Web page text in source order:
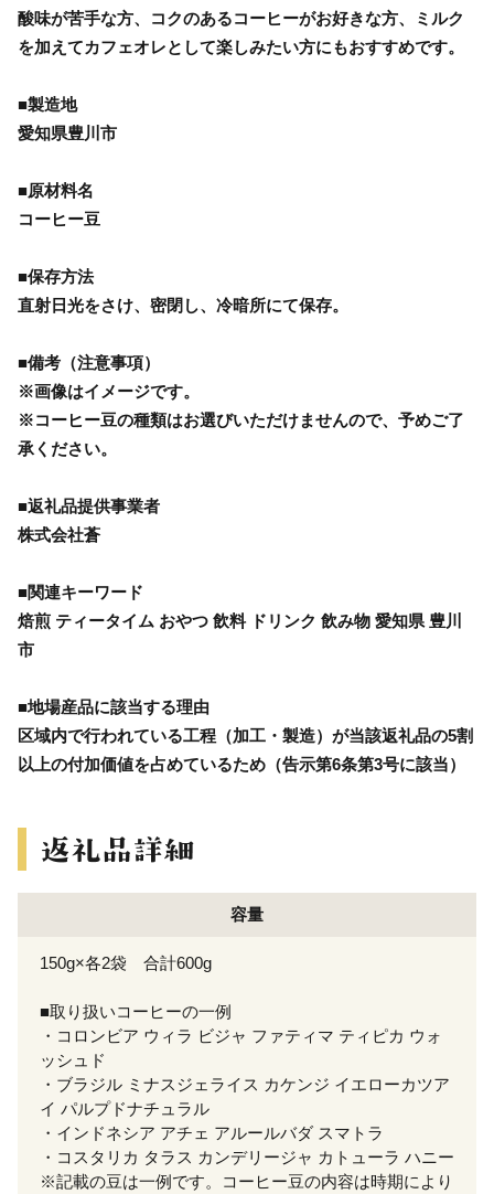
酸味が苦手な方、コクのあるコーヒーがお好きな方、ミルク
を加えてカフェオレとして楽しみたい方にもおすすめです。
■製造地
愛知県豊川市
■原材料名
コーヒー豆
■保存方法
直射日光をさけ、密閉し、冷暗所にて保存。
■備考（注意事項）
※画像はイメージです。
※コーヒー豆の種類はお選びいただけませんので、予めご了
承ください。
■返礼品提供事業者
株式会社蒼
■関連キーワード
焙煎 ティータイム おやつ 飲料 ドリンク 飲み物 愛知県 豊川
市
■地場産品に該当する理由
区域内で行われている工程（加工・製造）が当該返礼品の5割
以上の付加価値を占めているため（告示第6条第3号に該当）
容量
150g×各2袋 合計600g
■取り扱いコーヒーの一例
・コロンビア ウィラ ビジャ ファティマ ティピカ ウォ
ッシュド
・ブラジル ミナスジェライス カケンジ イエローカツア
イ パルプドナチュラル
・インドネシア アチェ アルールバダ スマトラ
・コスタリカ タラス カンデリージャ カトューラ ハニー
※記載の豆は一例です。コーヒー豆の内容は時期により